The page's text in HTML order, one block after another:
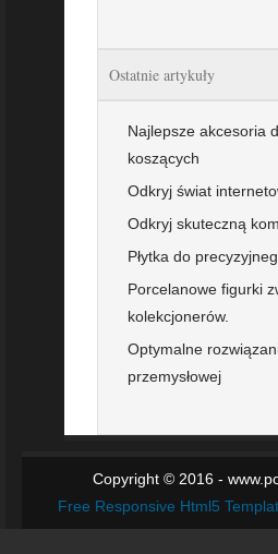
Ostatnie artykuły
Najlepsze akcesoria
koszących
Odkryj świat
Odkryj skuteczną
Płytka do
Porcelanowe figurki
kolekcjonerów.
Optymalne
przemysłowej
Copyright © 2016 -
Free Responsive Html5